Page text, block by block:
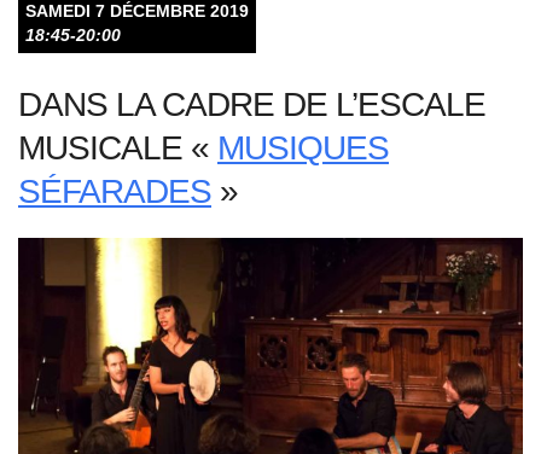
SAMEDI 7 DÉCEMBRE 2019
18:45-20:00
DANS LA CADRE DE L’ESCALE
MUSICALE « MUSIQUES
SÉFARADES »